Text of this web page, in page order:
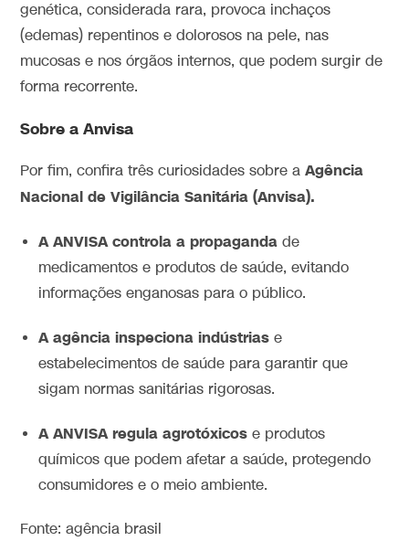
genética, considerada rara, provoca inchaços
(edemas) repentinos e dolorosos na pele, nas
mucosas e nos órgãos internos, que podem surgir de
forma recorrente.
Sobre a Anvisa
Por fim, confira três curiosidades sobre aAgência
Nacional de Vigilância Sanitária (Anvisa).
A ANVISA controla a propaganda de
medicamentos e produtos de saúde, evitando
informações enganosas para o público.
A agência inspeciona indústrias e
estabelecimentos de saúde para garantir que
sigam normas sanitárias rigorosas.
A ANVISA regula agrotóxicos e produtos
químicos que podem afetar a saúde, protegendo
consumidores e o meio ambiente.
Fonte: agência brasil